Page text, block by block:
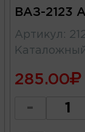
ВАЗ-2123
Артикул :
285.00
-